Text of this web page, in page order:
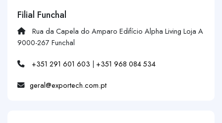
Filial Funchal
Rua da Capela do Amparo Edifício Alpha Living Loja A
9000-267 Funchal
+351 291 601 603 | +351 968 084 534
geral@exportech.com.pt